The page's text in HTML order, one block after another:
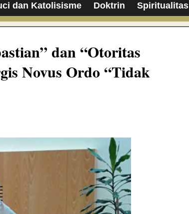
dan Katolisisme Doktrin Spiritualitas
dan “Otoritas
Novus Ordo “Tidak